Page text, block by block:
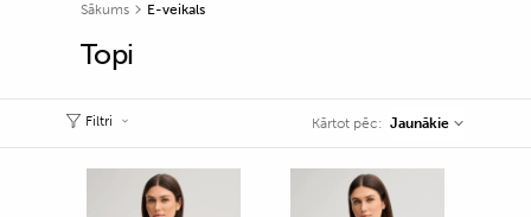
Sākums E-veikals
Topi
Filtri Kārtot pēc: Jaunākie